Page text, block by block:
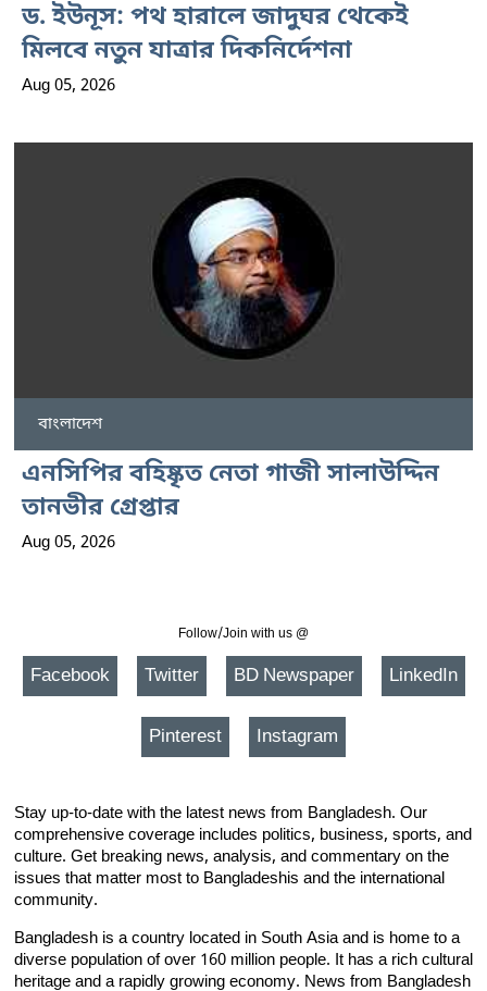
ড. ইউনূস: পথ হারালে জাদুঘর থেকেই
মিলবে নতুন যাত্রার দিকনির্দেশনা
Aug 05, 2026
বাংলাদেশ
এনসিপির বহিষ্কৃত নেতা গাজী সালাউদ্দিন
তানভীর গ্রেপ্তার
Aug 05, 2026
Follow/Join with us @
Facebook Twitter BD Newspaper LinkedIn
Pinterest Instagram
Stay up-to-date with the latest news from Bangladesh. Our
comprehensive coverage includes politics, business, sports, and
culture. Get breaking news, analysis, and commentary on the
issues that matter most to Bangladeshis and the international
community.
Bangladesh is a country located in South Asia and is home to a
diverse population of over 160 million people. It has a rich cultural
heritage and a rapidly growing economy. News from Bangladesh